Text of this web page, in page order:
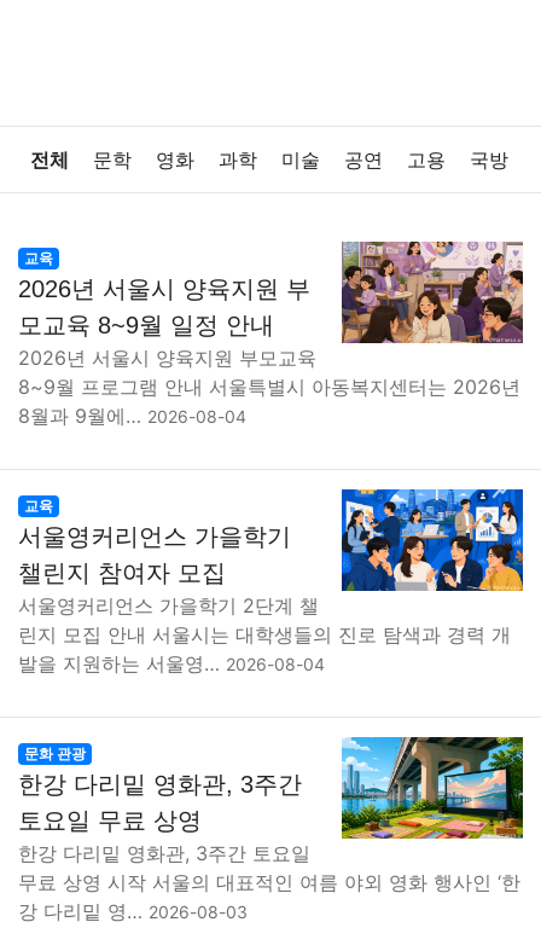
전체 문학 영화 과학 미술 공연 고용 국방
보건 질병 가요 방송 일상 주식 암호화폐
블록체인 결혼 육아 반려동물
증권 인테리어 요리
게임 자동차 취미 여행
맛집 IT 컴퓨터 기술 사회 정치 건강
의료 의학 경제 마케팅 부동산 외국어 교육
교육
2026년 서울시 양육지원 부
모교육 8~9월 일정 안내
2026년 서울시 양육지원 부모교육
8~9월 프로그램 안내 서울특별시 아동복지센터는 2026년
8월과 9월에… 2026-08-04
교육
서울영커리언스 가을학기
챌린지 참여자 모집
서울영커리언스 가을학기 2단계 챌
린지 모집 안내 서울시는 대학생들의 진로 탐색과 경력 개
발을 지원하는 서울영… 2026-08-04
문화 관광
한강 다리밑 영화관, 3주간
토요일 무료 상영
한강 다리밑 영화관, 3주간 토요일
무료 상영 시작 서울의 대표적인 여름 야외 영화 행사인 ‘한
강 다리밑 영… 2026-08-03